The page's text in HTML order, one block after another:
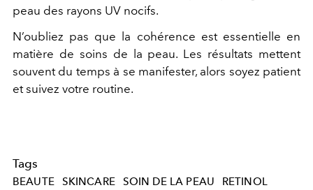
peau des rayons UV nocifs.
N’oubliez pas que la cohérence est essentielle en
matière de soins de la peau. Les résultats mettent
souvent du temps à se manifester, alors soyez patient
et suivez votre routine.
Tags
BEAUTE SKINCARE SOIN DE LA PEAU
RETINOL